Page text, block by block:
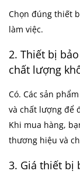
Chọn đúng thiết
làm việc.
2. Thiết bị
chất lượng
Có. Các sản
và chất lượng để
Khi mua hàng,
thương hiệu và
3. Giá thiết bị